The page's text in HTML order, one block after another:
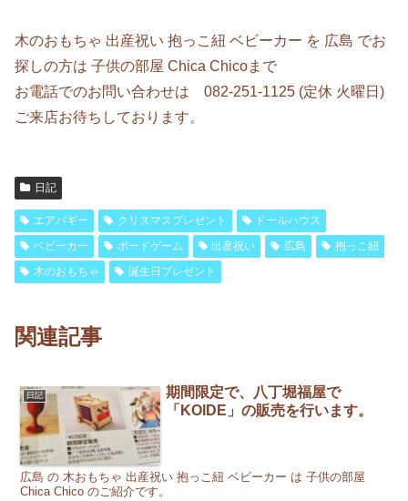
木のおもちゃ 出産祝い 抱っこ紐 ベビーカー を 広島 でお
探しの方は 子供の部屋 Chica Chicoまで
お電話でのお問い合わせは 082-251-1125 (定休 火曜日)
ご来店お待ちしております。
日記
エアバギー クリスマスプレゼント
ドールハウス
ベビーカー
ボードゲーム 出産祝い 広島
抱っこ紐
木のおもちゃ
誕生日プレゼント
関連記事
日記
期間限定で、八丁堀福屋で
「KOIDE」の販売を行います。
広島 の 木おもちゃ 出産祝い 抱っこ紐 ベビーカー は 子供の部屋
Chica Chico のご紹介です。